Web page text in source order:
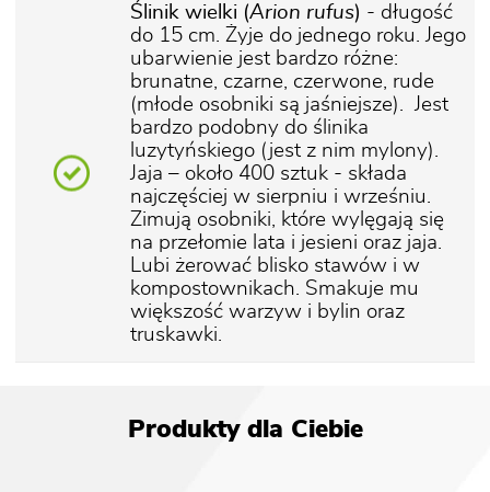
Ślinik wielki (Arion rufus) - długość
do 15 cm. Żyje do jednego roku. Jego
ubarwienie jest bardzo różne:
brunatne, czarne, czerwone, rude
(młode osobniki są jaśniejsze). Jest
bardzo podobny do ślinika
luzytyńskiego (jest z nim mylony).
Jaja – około 400 sztuk - składa
najczęściej w sierpniu i wrześniu.
Zimują osobniki, które wylęgają się
na przełomie lata i jesieni oraz jaja.
Lubi żerować blisko stawów i w
kompostownikach. Smakuje mu
większość warzyw i bylin oraz
truskawki.
Produkty dla Ciebie